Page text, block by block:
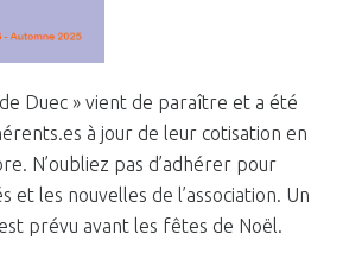
Duec » vient de paraître et a été
à jour de leur cotisation en
N’oubliez pas d’adhérer pour
et les nouvelles de l’association. Un
prévu avant les fêtes de Noël.